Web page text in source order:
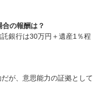
の報酬は？
銀行は30万円＋遺産1％程
が、意思能力の証拠として